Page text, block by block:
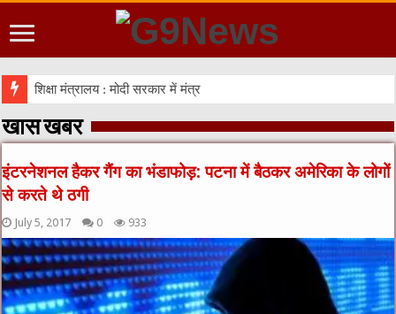
शिक्षा मंत्रालय : मोदी सरकार में मंत्री प्रह्लाद जोशी को उपभ
खास खबर
इंटरनेशनल हैकर गैंग का भंडाफोड़: पटना में बैठकर अमेरिका के लोगों
से करते थे ठगी
July 5, 2017 0 933